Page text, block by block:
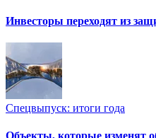
Инвесторы переходят из
Спецвыпуск: итоги года